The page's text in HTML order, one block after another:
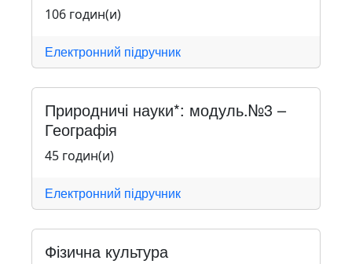
106 годин(и)
Електронний підручник
Природничі науки*: модуль.№3 –
Географія
45 годин(и)
Електронний підручник
Фізична культура